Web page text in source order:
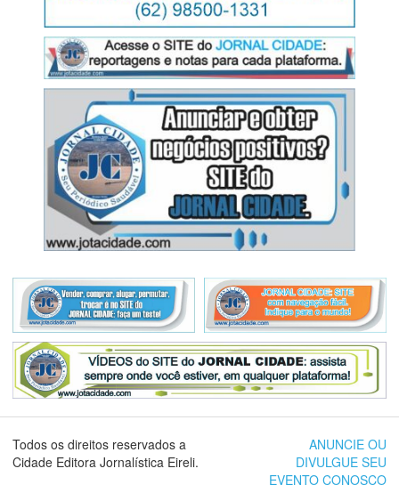
Todos os direitos reservados a
Cidade Editora Jornalística Eireli.
ANUNCIE OU
DIVULGUE SEU
EVENTO CONOSCO